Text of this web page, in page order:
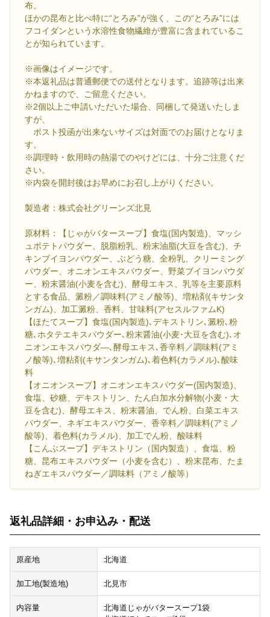
布。
ほかの昆布と比べ特に“とろみ”が強く、この“とろみ”には
フコイダンという水溶性食物繊維が豊富に含まれているこ
とが知られています。
※画像はイメージです。
※本返礼品は普通郵便での送付となります。追跡等は出来
かねますので、ご留意ください。
※2個以上ご申請いただいた場合、同梱して発送いたしま
すが、
ポスト投函が出来ないサイズは対面でのお届けとなりま
す。
※調理時・飲用時の熱湯でのやけどには、十分ご注意くだ
さい。
※内袋を開封後はお早めにお召し上がりください。
製造者：株式会社グリーンズ北見
原材料：【じゃがバタースープ】食塩(国内製造)、マッシ
ュポテトパウダー、脱脂粉乳、粉末油脂(大豆を含む)、チ
キンブイヨンパウダー、ぶどう糖、全粉乳、クリーミング
パウダー、オニオンエキスパウダー、野菜ブイヨンパウダ
ー、粉末醤油(小麦を含む)、酵母エキス、乳等を主要原料
とする食品、澱粉／調味料(アミノ酸等)、増粘剤(キサンタ
ンガム)、加工澱粉、香料、甘味料(アセスルファムK)
【ほたてスープ】食塩(国内製造)､デキストリン､澱粉､粉
糖､ホタテエキスパウダー､粉末醤油(小麦･大豆を含む)､オ
ニオンエキスパウダ―､酵母エキス､香辛料／調味料(アミ
ノ酸等)､増粘剤(キサンタンガム)､着色料(カラメル)､酸味
料
【オニオンスープ】オニオンエキスパウダー(国内製造)、
食塩、砂糖、デキストリン、たん白加水分解物(小麦・大
豆を含む)、酵母エキス、粉末醤油、でん粉、白菜エキス
パウダー、ネギエキスパウダー、香辛料／調味料(アミノ
酸等)、着色料(カラメル)、加工でん粉、酸味料
【こんぶスープ】デキストリン（国内製造）、食塩、粉
糖、昆布エキスパウダー（小麦を含む）、粉末昆布、たま
ねぎエキスパウダー／調味料（アミノ酸等）
返礼品詳細・お申込み・配送
原産地 北海道
加工地(製造地) 北見市
内容量
北海道じゃがバタースープ1袋